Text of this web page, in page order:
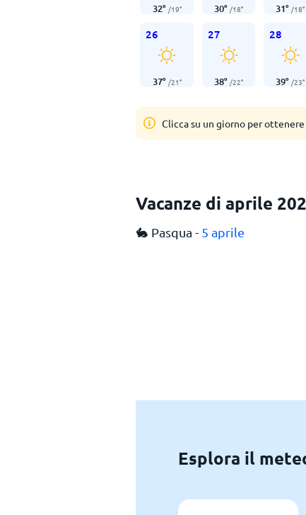
32° /19° 30° /18° 31° /18°
26
37° /21°
27
38° /22°
28
39° /23°
Clicca su un giorno per
Vacanze di aprile
🐇 Pasqua - 5 aprile
Esplora il